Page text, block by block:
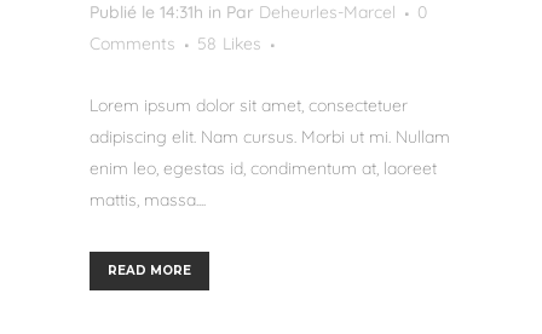
Publié le 14:31h in Par Deheurles-Marcel
0
Comments
58 Likes
Lorem ipsum dolor sit amet, consectetuer
adipiscing elit. Nam cursus. Morbi ut mi. Nullam
enim leo, egestas id, condimentum at, laoreet
mattis, massa....
READ MORE